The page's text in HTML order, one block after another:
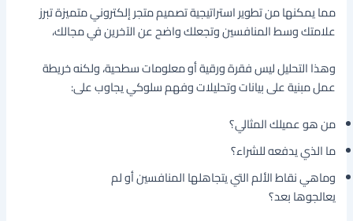
مما يمكنها من تطوير استراتيجية تصميم متجر إلكتروني متميزة تبرز
علامتك وسط المنافسين وتجعلك واضح عن الآخرين في مجالك،
وهذا التحليل ليس فقرة ورقية أو معلومات سطحية، ولكنه خريطة
عمل مبنية على بيانات وتحليلات وفهم سلوكي يجاوب على:
من هو عميلك المثالي؟
ما الذي يدفعه للشراء؟
وماهي نقاط الألم التي يتجاهلها المنافسين أو لم
يعالجوها بعد؟